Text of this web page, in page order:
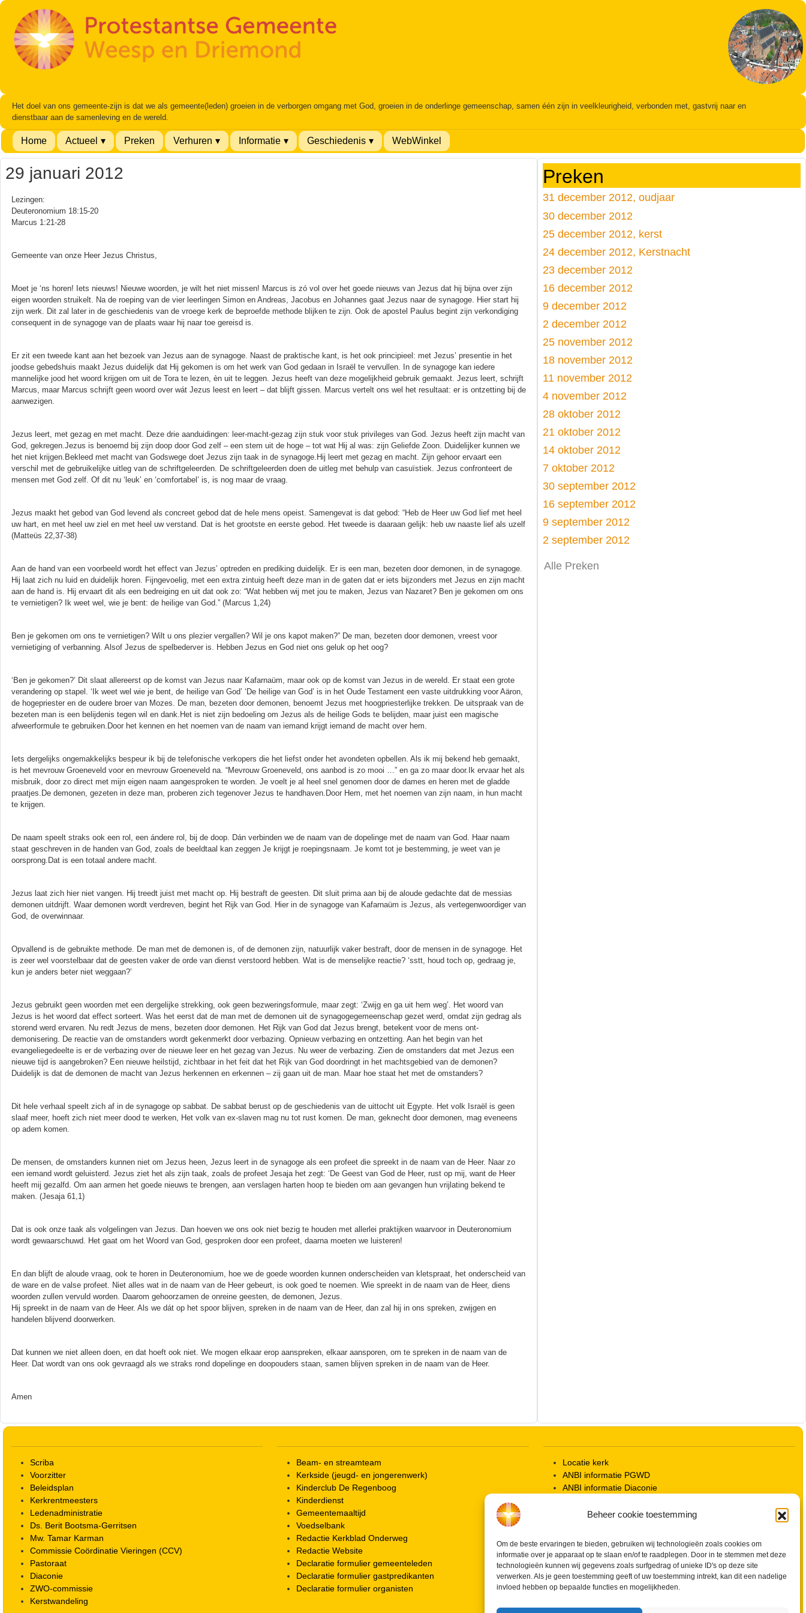
Beheer cookie toestemming
Om de beste ervaringen te bieden, gebruiken wij technologieën zoals cookies om
informatie over je apparaat op te slaan en/of te raadplegen. Door in te stemmen met deze
technologieën kunnen wij gegevens zoals surfgedrag of unieke ID's op deze site
verwerken. Als je geen toestemming geeft of uw toestemming intrekt, kan dit een nadelige
invloed hebben op bepaalde functies en mogelijkheden.
Het doel van ons gemeente-zijn is dat we als gemeente(leden) groeien in de verborgen omgang met God, groeien in de onderlinge gemeenschap, samen één zijn in veelkleurigheid, verbonden met, gastvrij naar en
dienstbaar aan de samenleving en de wereld.
Home Actueel Preken Verhuren Informatie Geschiedenis WebWinkel
29 januari 2012
Lezingen:
Deuteronomium 18:15-20
Marcus 1:21-28
Gemeente van onze Heer Jezus Christus,
Moet je ‘ns horen! Iets nieuws! Nieuwe woorden, je wilt het niet missen! Marcus is zó vol over het goede nieuws van Jezus dat hij bijna over zijn
eigen woorden struikelt. Na de roeping van de vier leerlingen Simon en Andreas, Jacobus en Johannes gaat Jezus naar de synagoge. Hier start hij
zijn werk. Dit zal later in de geschiedenis van de vroege kerk de beproefde methode blijken te zijn. Ook de apostel Paulus begint zijn verkondiging
consequent in de synagoge van de plaats waar hij naar toe gereisd is.
Er zit een tweede kant aan het bezoek van Jezus aan de synagoge. Naast de praktische kant, is het ook principieel: met Jezus’ presentie in het
joodse gebedshuis maakt Jezus duidelijk dat Hij gekomen is om het werk van God gedaan in Israël te vervullen. In de synagoge kan iedere
mannelijke jood het woord krijgen om uit de Tora te lezen, èn uit te leggen. Jezus heeft van deze mogelijkheid gebruik gemaakt. Jezus leert, schrijft
Marcus, maar Marcus schrijft geen woord over wát Jezus leest en leert – dat blijft gissen. Marcus vertelt ons wel het resultaat: er is ontzetting bij de
aanwezigen.
Jezus leert, met gezag en met macht. Deze drie aanduidingen: leer-macht-gezag zijn stuk voor stuk privileges van God. Jezus heeft zijn macht van
God, gekregen.Jezus is benoemd bij zijn doop door God zelf – een stem uit de hoge – tot wat Hij al was: zijn Geliefde Zoon. Duidelijker kunnen we
het niet krijgen.Bekleed met macht van Godswege doet Jezus zijn taak in de synagoge.Hij leert met gezag en macht. Zijn gehoor ervaart een
verschil met de gebruikelijke uitleg van de schriftgeleerden. De schriftgeleerden doen de uitleg met behulp van casuïstiek. Jezus confronteert de
mensen met God zelf. Of dit nu ‘leuk’ en ‘comfortabel’ is, is nog maar de vraag.
Jezus maakt het gebod van God levend als concreet gebod dat de hele mens opeist. Samengevat is dat gebod: “Heb de Heer uw God lief met heel
uw hart, en met heel uw ziel en met heel uw verstand. Dat is het grootste en eerste gebod. Het tweede is daaraan gelijk: heb uw naaste lief als uzelf
(Matteüs 22,37-38)
Aan de hand van een voorbeeld wordt het effect van Jezus’ optreden en prediking duidelijk. Er is een man, bezeten door demonen, in de synagoge.
Hij laat zich nu luid en duidelijk horen. Fijngevoelig, met een extra zintuig heeft deze man in de gaten dat er iets bijzonders met Jezus en zijn macht
aan de hand is. Hij ervaart dit als een bedreiging en uit dat ook zo: “Wat hebben wij met jou te maken, Jezus van Nazaret? Ben je gekomen om ons
te vernietigen? Ik weet wel, wie je bent: de heilige van God.” (Marcus 1,24)
Ben je gekomen om ons te vernietigen? Wilt u ons plezier vergallen? Wil je ons kapot maken?” De man, bezeten door demonen, vreest voor
vernietiging of verbanning. Alsof Jezus de spelbederver is. Hebben Jezus en God niet ons geluk op het oog?
‘Ben je gekomen?’ Dit slaat allereerst op de komst van Jezus naar Kafarnaüm, maar ook op de komst van Jezus in de wereld. Er staat een grote
verandering op stapel. ‘Ik weet wel wie je bent, de heilige van God’ ‘De heilige van God’ is in het Oude Testament een vaste uitdrukking voor Aäron,
de hogepriester en de oudere broer van Mozes. De man, bezeten door demonen, benoemt Jezus met hoogpriesterlijke trekken. De uitspraak van de
bezeten man is een belijdenis tegen wil en dank.Het is niet zijn bedoeling om Jezus als de heilige Gods te belijden, maar juist een magische
afweerformule te gebruiken.Door het kennen en het noemen van de naam van iemand krijgt iemand de macht over hem.
Iets dergelijks ongemakkelijks bespeur ik bij de telefonische verkopers die het liefst onder het avondeten opbellen. Als ik mij bekend heb gemaakt,
is het mevrouw Groeneveld voor en mevrouw Groeneveld na. “Mevrouw Groeneveld, ons aanbod is zo mooi …” en ga zo maar door.Ik ervaar het als
misbruik, door zo direct met mijn eigen naam aangesproken te worden. Je voelt je al heel snel genomen door de dames en heren met de gladde
praatjes.De demonen, gezeten in deze man, proberen zich tegenover Jezus te handhaven.Door Hem, met het noemen van zijn naam, in hun macht
te krijgen.
De naam speelt straks ook een rol, een ándere rol, bij de doop. Dán verbinden we de naam van de dopelinge met de naam van God. Haar naam
staat geschreven in de handen van God, zoals de beeldtaal kan zeggen Je krijgt je roepingsnaam. Je komt tot je bestemming, je weet van je
oorsprong.Dat is een totaal andere macht.
Jezus laat zich hier niet vangen. Hij treedt juist met macht op. Hij bestraft de geesten. Dit sluit prima aan bij de aloude gedachte dat de messias
demonen uitdrijft. Waar demonen wordt verdreven, begint het Rijk van God. Hier in de synagoge van Kafarnaüm is Jezus, als vertegenwoordiger van
God, de overwinnaar.
Opvallend is de gebruikte methode. De man met de demonen is, of de demonen zijn, natuurlijk vaker bestraft, door de mensen in de synagoge. Het
is zeer wel voorstelbaar dat de geesten vaker de orde van dienst verstoord hebben. Wat is de menselijke reactie? ‘sstt, houd toch op, gedraag je,
kun je anders beter niet weggaan?’
Jezus gebruikt geen woorden met een dergelijke strekking, ook geen bezweringsformule, maar zegt: ‘Zwijg en ga uit hem weg’. Het woord van
Jezus is het woord dat effect sorteert. Was het eerst dat de man met de demonen uit de synagogegemeenschap gezet werd, omdat zijn gedrag als
storend werd ervaren. Nu redt Jezus de mens, bezeten door demonen. Het Rijk van God dat Jezus brengt, betekent voor de mens ont-
demonisering. De reactie van de omstanders wordt gekenmerkt door verbazing. Opnieuw verbazing en ontzetting. Aan het begin van het
evangeliegedeelte is er de verbazing over de nieuwe leer en het gezag van Jezus. Nu weer de verbazing. Zien de omstanders dat met Jezus een
nieuwe tijd is aangebroken? Een nieuwe heilstijd, zichtbaar in het feit dat het Rijk van God doordringt in het machtsgebied van de demonen?
Duidelijk is dat de demonen de macht van Jezus herkennen en erkennen – zij gaan uit de man. Maar hoe staat het met de omstanders?
Dit hele verhaal speelt zich af in de synagoge op sabbat. De sabbat berust op de geschiedenis van de uittocht uit Egypte. Het volk Israël is geen
slaaf meer, hoeft zich niet meer dood te werken, Het volk van ex-slaven mag nu tot rust komen. De man, geknecht door demonen, mag eveneens
op adem komen.
De mensen, de omstanders kunnen niet om Jezus heen, Jezus leert in de synagoge als een profeet die spreekt in de naam van de Heer. Naar zo
een iemand wordt geluisterd. Jezus ziet het als zijn taak, zoals de profeet Jesaja het zegt: ‘De Geest van God de Heer, rust op mij, want de Heer
heeft mij gezalfd. Om aan armen het goede nieuws te brengen, aan verslagen harten hoop te bieden om aan gevangen hun vrijlating bekend te
maken. (Jesaja 61,1)
Dat is ook onze taak als volgelingen van Jezus. Dan hoeven we ons ook niet bezig te houden met allerlei praktijken waarvoor in Deuteronomium
wordt gewaarschuwd. Het gaat om het Woord van God, gesproken door een profeet, daarna moeten we luisteren!
En dan blijft de aloude vraag, ook te horen in Deuteronomium, hoe we de goede woorden kunnen onderscheiden van kletspraat, het onderscheid van
de ware en de valse profeet. Niet alles wat in de naam van de Heer gebeurt, is ook goed te noemen. Wie spreekt in de naam van de Heer, diens
woorden zullen vervuld worden. Daarom gehoorzamen de onreine geesten, de demonen, Jezus.
Hij spreekt in de naam van de Heer. Als we dát op het spoor blijven, spreken in de naam van de Heer, dan zal hij in ons spreken, zwijgen en
handelen blijvend doorwerken.
Dat kunnen we niet alleen doen, en dat hoeft ook niet. We mogen elkaar erop aanspreken, elkaar aansporen, om te spreken in de naam van de
Heer. Dat wordt van ons ook gevraagd als we straks rond dopelinge en doopouders staan, samen blijven spreken in de naam van de Heer.
Amen
Preken
31 december 2012, oudjaar
30 december 2012
25 december 2012, kerst
24 december 2012, Kerstnacht
23 december 2012
16 december 2012
9 december 2012
2 december 2012
25 november 2012
18 november 2012
11 november 2012
4 november 2012
28 oktober 2012
21 oktober 2012
14 oktober 2012
7 oktober 2012
30 september 2012
16 september 2012
9 september 2012
2 september 2012
Alle Preken
Scriba
Voorzitter
Beleidsplan
Kerkrentmeesters
Ledenadministratie
Ds. Berit Bootsma-Gerritsen
Mw. Tamar Karman
Commissie Coördinatie Vieringen (CCV)
Pastoraat
Diaconie
ZWO-commissie
Kerstwandeling
Beam- en streamteam
Kerkside (jeugd- en jongerenwerk)
Kinderclub De Regenboog
Kinderdienst
Gemeentemaaltijd
Voedselbank
Redactie Kerkblad Onderweg
Redactie Website
Declaratie formulier gemeenteleden
Declaratie formulier gastpredikanten
Declaratie formulier organisten
Locatie kerk
ANBI informatie PGWD
ANBI informatie Diaconie
Info Kerkelijke gebouwen / koster
Privacy
Streaming Protocol
Cookiebeleid (EU)
Zoeken